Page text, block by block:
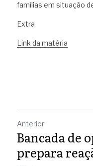
famílias em situação
Extra
Link da matéria
Anterior
Bancada de
prepara